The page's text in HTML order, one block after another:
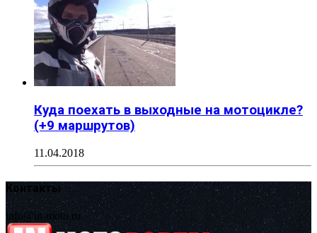
Куда поехать в выходные на мотоцикле?
(+9 маршрутов)
11.04.2018
Контакты
info@in-moto.ru